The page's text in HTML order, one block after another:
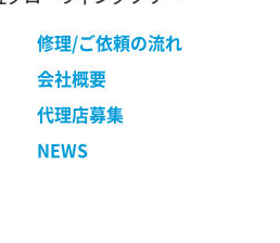
修理/ご依頼の流れ
会社概要
代理店募集
NEWS